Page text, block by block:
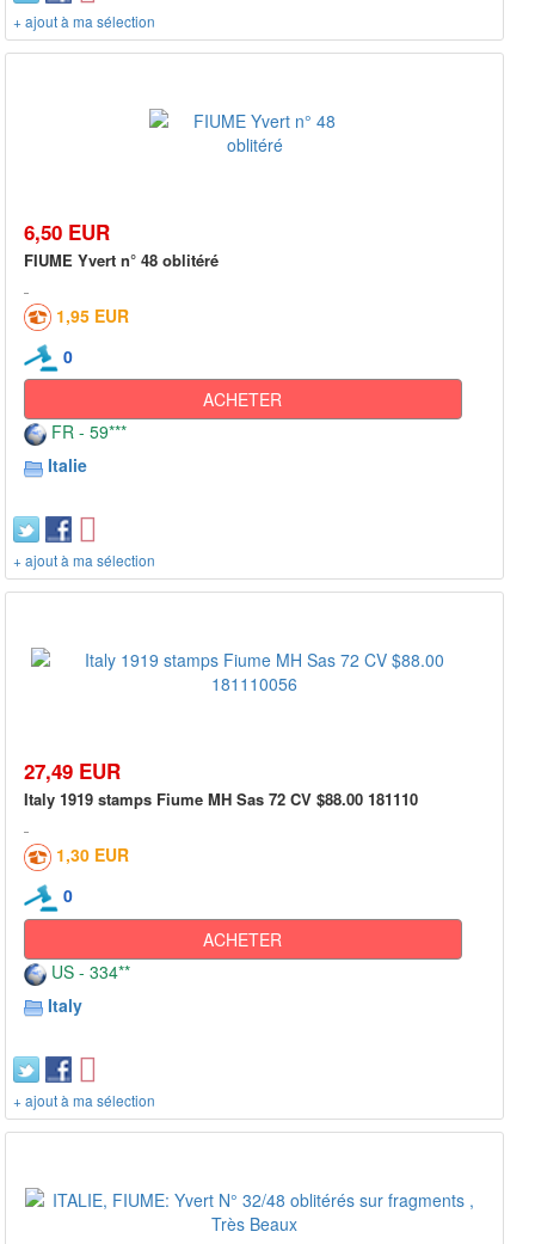
+ ajout à ma sélection
6,50 EUR
FIUME Yvert n° 48 oblitéré
1,95 EUR
0
ACHETER
FR - 59***
Italie
+ ajout à ma sélection
27,49 EUR
Italy 1919 stamps Fiume MH Sas 72 CV $88.00 181110
1,30 EUR
0
ACHETER
US - 334**
Italy
+ ajout à ma sélection